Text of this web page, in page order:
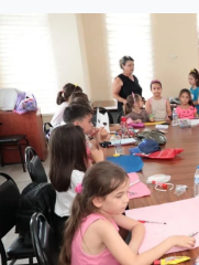
Dünya
Sektör